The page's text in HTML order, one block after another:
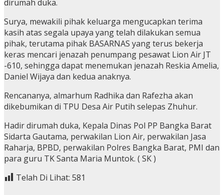
dirumah duka.
Surya, mewakili pihak keluarga mengucapkan terima
kasih atas segala upaya yang telah dilakukan semua
pihak, terutama pihak BASARNAS yang terus bekerja
keras mencari jenazah penumpang pesawat Lion Air JT
-610, sehingga dapat menemukan jenazah Reskia Amelia,
Daniel Wijaya dan kedua anaknya.
Rencananya, almarhum Radhika dan Rafezha akan
dikebumikan di TPU Desa Air Putih selepas Zhuhur.
Hadir dirumah duka, Kepala Dinas Pol PP Bangka Barat
Sidarta Gautama, perwakilan Lion Air, perwakilan Jasa
Raharja, BPBD, perwakilan Polres Bangka Barat, PMI dan
para guru TK Santa Maria Muntok. ( SK )
Telah Di Lihat: 581